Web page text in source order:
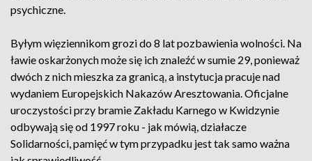
psychiczne.
Byłym więziennikom grozi do 8 lat pozbawienia wolności. Na
ławie oskarżonych może się ich znaleźć w sumie 29, ponieważ
dwóch z nich mieszka za granicą, a instytucja pracuje nad
wydaniem Europejskich Nakazów Aresztowania. Oficjalne
uroczystości przy bramie Zakładu Karnego w Kwidzynie
odbywają się od 1997 roku - jak mówią, działacze
Solidarności, pamięć w tym przypadku jest tak samo ważna